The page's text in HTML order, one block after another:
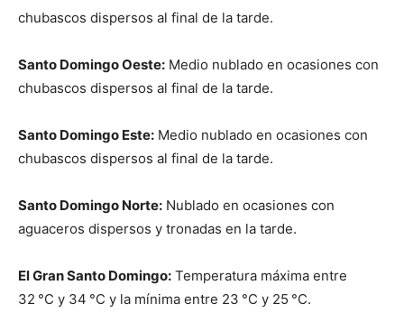
chubascos dispersos al final de la tarde.
Santo Domingo Oeste: Medio nublado en ocasiones con
chubascos dispersos al final de la tarde.
Santo Domingo Este: Medio nublado en ocasiones con
chubascos dispersos al final de la tarde.
Santo Domingo Norte: Nublado en ocasiones con
aguaceros dispersos y tronadas en la tarde.
El Gran Santo Domingo: Temperatura máxima entre
32 °C y 34 °C y la mínima entre 23 °C y 25 °C.